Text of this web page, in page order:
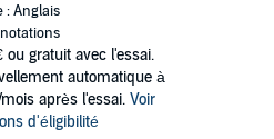
: Anglais
notations
ou gratuit avec l'essai.
automatique à
après l'essai. Voir
d'éligibilité